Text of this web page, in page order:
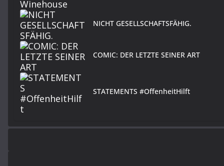
NICHT GESELLSCHAFTSFÄHIG.
COMIC: DER LETZTE SEINER ART
STATEMENTS #OffenheitHilft